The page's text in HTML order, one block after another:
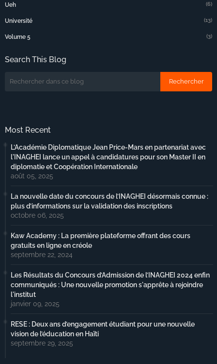
Ueh (6)
Université (13)
Volume 5 (3)
Search This Blog
Most Recent
L’Académie Diplomatique Jean Price-Mars en partenariat avec
l'INAGHEI lance un appel à candidatures pour son Master II en
diplomatie et Coopération Internationale
août 05, 2025
La nouvelle date du concours de l’INAGHEI désormais connue :
plus d’informations sur la validation des inscriptions
octobre 06, 2025
Kaw Academy : La première plateforme offrant des cours
gratuits en ligne en créole
septembre 22, 2024
Les Résultats du Concours d’Admission de l’INAGHEI 2024 enfin
communiqués : Une nouvelle promotion s'apprête à rejoindre
l'institut
janvier 09, 2025
RESE : Deux ans d’engagement étudiant pour une nouvelle
vision de l’éducation en Haïti
septembre 29, 2025